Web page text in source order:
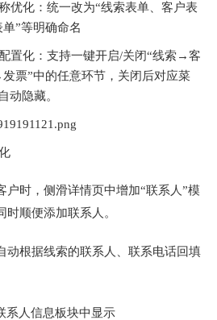
优化：统一改为“线索表单、客户表
”等明确命名
置化：支持一键开启/关闭“线索→客
”中的任意环节，关闭后对应菜
动隐藏。
户时，侧滑详情页中增加“联系人”模
顺便添加联系人。
动根据线索的联系人、联系电话回填
系人信息板块中显示